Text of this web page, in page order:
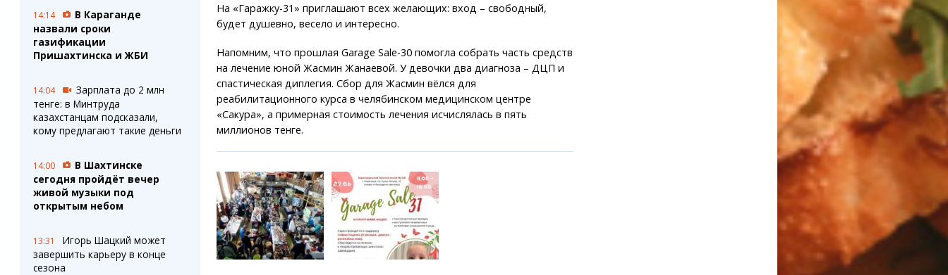
14:14
В Караганде
назвали сроки
газификации
Пришахтинска и ЖБИ
14:04
Зарплата до 2 млн
тенге: в Минтруда
казахстанцам подсказали,
кому предлагают такие деньги
14:00
В Шахтинске
сегодня пройдёт вечер
живой музыки под
открытым небом
13:31
Игорь Шацкий может
завершить карьеру в конце
сезона
На «Гаражку-31» приглашают всех желающих: вход – свободный,
будет душевно, весело и интересно.
Напомним, что прошлая Garage Sale-30 помогла собрать часть средств
на лечение юной Жасмин Жанаевой. У девочки два диагноза – ДЦП и
спастическая диплегия. Сбор для Жасмин вёлся для
реабилитационного курса в челябинском медицинском центре
«Сакура», а примерная стоимость лечения исчислялась в пять
миллионов тенге.